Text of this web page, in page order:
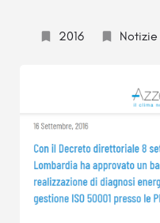
2016 Notizie